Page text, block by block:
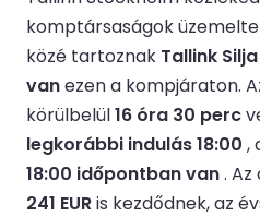
komptársaságok
közé tartoznak Tallink Silja
vanezen a kompjáraton.
körülbelül16 óra 30 perc
legkorábbi indulás 18:00 ,
18:00 időpontban van. Az
241 EURis kezdődnek, az